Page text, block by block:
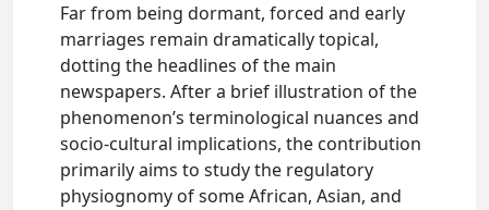
Far from being dormant, forced and early
marriages remain dramatically topical,
dotting the headlines of the main
newspapers. After a brief illustration of the
phenomenon’s terminological nuances and
socio-cultural implications, the contribution
primarily aims to study the regulatory
physiognomy of some African, Asian, and